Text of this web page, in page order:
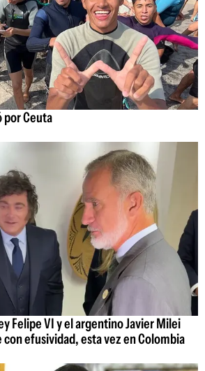
por Ceuta
Felipe VI y el argentino Javier Milei
efusividad, esta vez en Colombia